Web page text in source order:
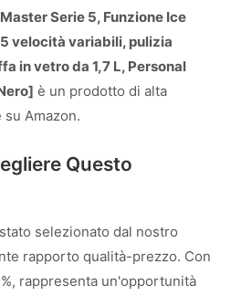
Serie 5, Funzione Ice
velocità variabili, pulizia
in vetro da 1,7 L, Personal
è un prodotto di alta
Amazon.
Questo
selezionato dal nostro
rapporto qualità-prezzo. Con
rappresenta un'opportunità